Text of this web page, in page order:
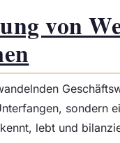
von
sondern
lebt und